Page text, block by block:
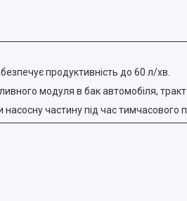
продуктивність до 60 л/хв.
модуля в бак автомобіля,
частину під час тимчасового